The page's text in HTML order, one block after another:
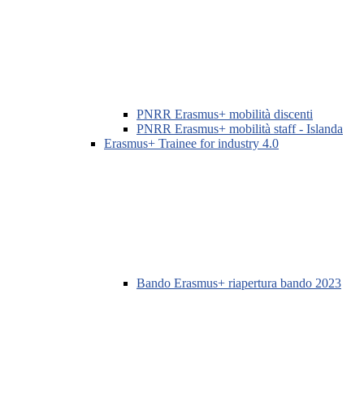
PNRR Erasmus+ mobilità discenti
PNRR Erasmus+ mobilità staff - Islanda
Erasmus+ Trainee for industry 4.0
Bando Erasmus+ riapertura bando 2023